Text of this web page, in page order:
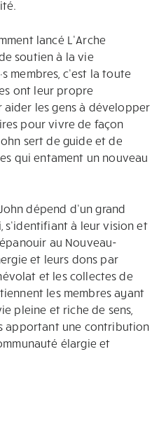
lancé L’Arche
soutien à la vie
membres, c’est la toute
ont leur propre
les gens à développer
pour vivre de façon
sert de guide et de
qui entament un nouveau
dépend d’un grand
s’identifiant à leur vision et
au Nouveau-
et leurs dons par
et les collectes de
les membres ayant
pleine et riche de sens,
apportant une contribution
élargie et